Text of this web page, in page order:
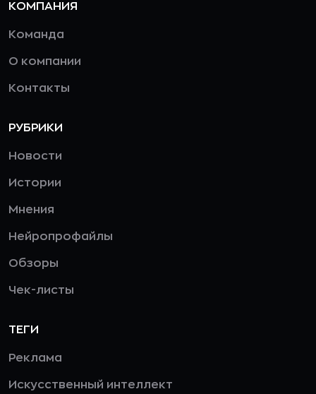
КОМПАНИЯ
Команда
О компании
Контакты
РУБРИКИ
Новости
Истории
Мнения
Нейропрофайлы
Обзоры
Чек-листы
ТЕГИ
Реклама
Искусственный интеллект